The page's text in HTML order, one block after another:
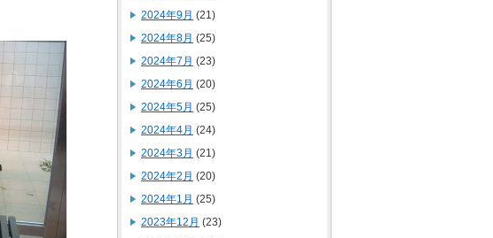
2024年9月 (21)
2024年8月 (25)
2024年7月 (23)
2024年6月 (20)
2024年5月 (25)
2024年4月 (24)
2024年3月 (21)
2024年2月 (20)
2024年1月 (25)
2023年12月 (23)